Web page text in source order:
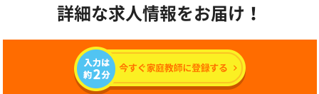
詳細な求人情報をお届け！